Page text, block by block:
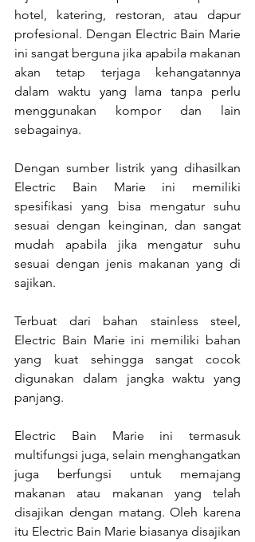
hotel, katering, restoran, atau dapur
profesional. Dengan Electric Bain Marie
ini sangat berguna jika apabila makanan
akan tetap terjaga kehangatannya
dalam waktu yang lama tanpa perlu
menggunakan kompor dan lain
sebagainya.
Dengan sumber listrik yang dihasilkan
Electric Bain Marie ini memiliki
spesifikasi yang bisa mengatur suhu
sesuai dengan keinginan, dan sangat
mudah apabila jika mengatur suhu
sesuai dengan jenis makanan yang di
sajikan.
Terbuat dari bahan stainless steel,
Electric Bain Marie ini memiliki bahan
yang kuat sehingga sangat cocok
digunakan dalam jangka waktu yang
panjang.
Electric Bain Marie ini termasuk
multifungsi juga, selain menghangatkan
juga berfungsi untuk memajang
makanan atau makanan yang telah
disajikan dengan matang. Oleh karena
itu Electric Bain Marie biasanya disajikan